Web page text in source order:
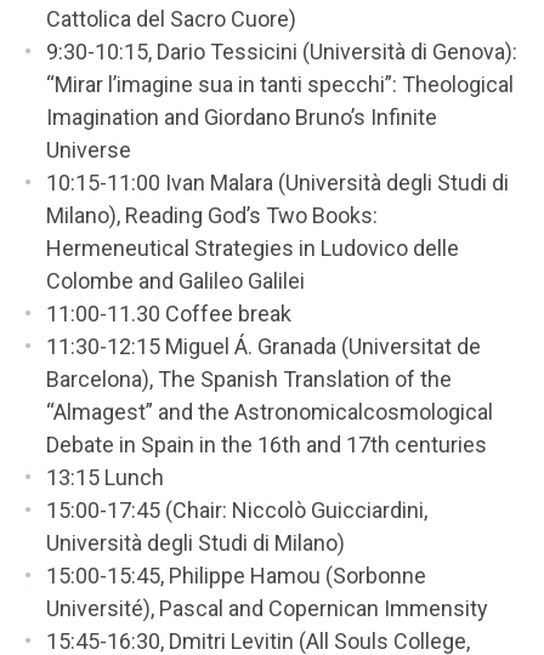
Cattolica del Sacro Cuore)
9:30-10:15, Dario Tessicini (Università di Genova):
“Mirar l’imagine sua in tanti specchi”: Theological
Imagination and Giordano Bruno’s Infinite
Universe
10:15-11:00 Ivan Malara (Università degli Studi di
Milano), Reading God’s Two Books:
Hermeneutical Strategies in Ludovico delle
Colombe and Galileo Galilei
11:00-11.30 Coffee break
11:30-12:15 Miguel Á. Granada (Universitat de
Barcelona), The Spanish Translation of the
“Almagest” and the Astronomicalcosmological
Debate in Spain in the 16th and 17th centuries
13:15 Lunch
15:00-17:45 (Chair: Niccolò Guicciardini,
Università degli Studi di Milano)
15:00-15:45, Philippe Hamou (Sorbonne
Université), Pascal and Copernican Immensity
15:45-16:30, Dmitri Levitin (All Souls College,